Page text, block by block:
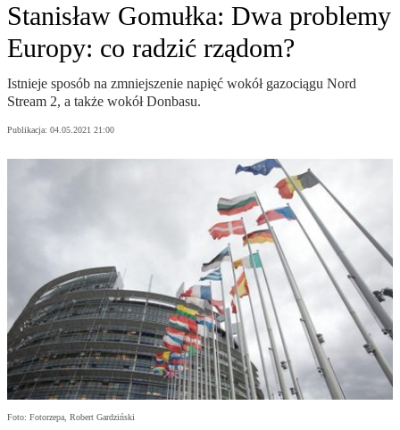
Stanisław Gomułka: Dwa problemy
Europy: co radzić rządom?
Istnieje sposób na zmniejszenie napięć wokół gazociągu Nord
Stream 2, a także wokół Donbasu.
Publikacja: 04.05.2021 21:00
Foto: Fotorzepa, Robert Gardziński